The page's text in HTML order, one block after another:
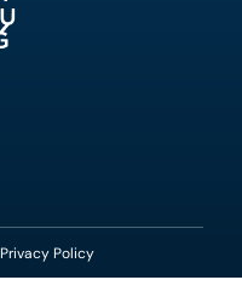
Privacy Policy